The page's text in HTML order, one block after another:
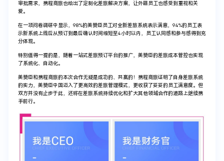
审批需求，携程商旅也给出了定制化差旅解决方案，让外籍员工也感受到重视和关
爱。
在一项问卷调研中显示，98%的美赞臣员工对全新差旅系统表示满意，94%的员工表
示新系统上线后从预订到最后确认时间缩短至4小时以内，员工认同感和参与感得到充
分体现。
特别值得一提的是，随着一站式差旅预订平台的推广，美赞臣的差旅成本管控也实现
了系统化、自动化。
美赞臣和携程商旅的本次合作无疑是成功的、共赢的！携程商旅证明了自身差旅系统
的实力，美赞臣中国迈入了更高效的差旅管理模式，更收获了妥妥的员工满意度。但
双方并没有止步于此，还将在差旅系统持续优化和扩大其他领域合作的道路上继续携
手前行。